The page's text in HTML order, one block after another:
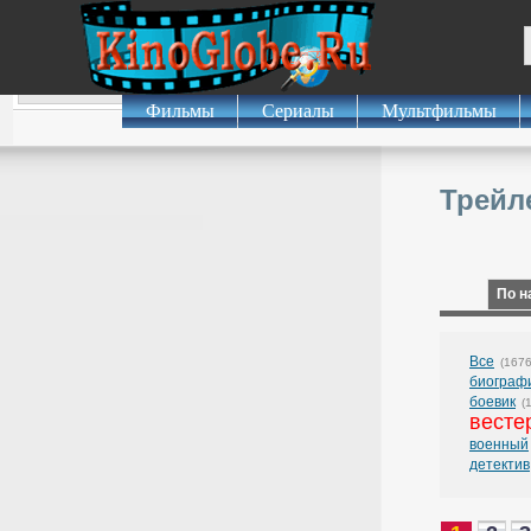
Фильмы Сериалы Мультфильмы
По
Все
боевик
военный
детектив